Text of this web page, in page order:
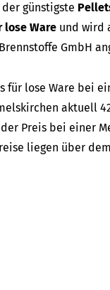
günstigste
lose Ware und wird
GmbH
für lose Ware bei
aktuell
Preis bei einer
liegen über